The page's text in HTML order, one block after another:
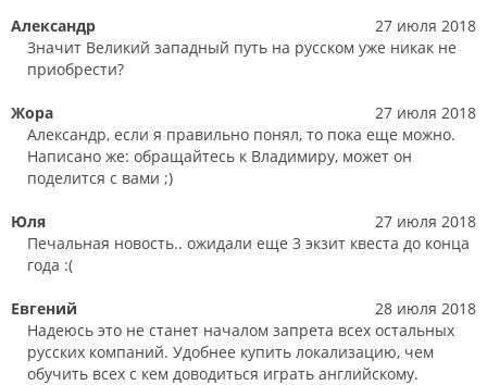
Александр
27 июля 2018
Значит Великий западный путь на русском уже никак не
приобрести?
Жора
27 июля 2018
Александр, если я правильно понял, то пока еще можно.
Написано же: обращайтесь к Владимиру, может он
поделится с вами ;)
Юля
27 июля 2018
Печальная новость.. ожидали еще 3 экзит квеста до конца
года :(
Евгений
28 июля 2018
Надеюсь это не станет началом запрета всех остальных
русских компаний. Удобнее купить локализацию, чем
обучить всех с кем доводиться играть английскому.